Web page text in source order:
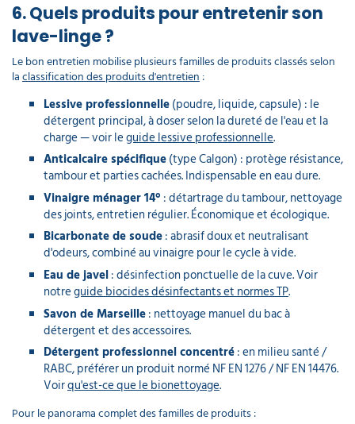
6. Quels produits pour entretenir son
lave-linge ?
Le bon entretien mobilise plusieurs familles de produits classés selon
laclassification des produits d'entretien :
Lessive professionnelle(poudre, liquide, capsule) : le
détergent principal, à doser selon la dureté de l'eau et la
charge — voir leguide lessive professionnelle.
Anticalcaire spécifique(type Calgon) : protège résistance,
tambour et parties cachées. Indispensable en eau dure.
Vinaigre ménager 14° : détartrage du tambour, nettoyage
des joints, entretien régulier. Économique et écologique.
Bicarbonate de soude: abrasif doux et neutralisant
d'odeurs, combiné au vinaigre pour le cycle à vide.
Eau de javel: désinfection ponctuelle de la cuve. Voir
notreguide biocides désinfectants et normes TP.
Savon de Marseille: nettoyage manuel du bac à
détergent et des accessoires.
Détergent professionnel concentré: en milieu santé /
RABC, préférer un produit normé NF EN 1276 / NF EN 14476.
Voirqu'est-ce que le bionettoyage.
Pour le panorama complet des familles de produits :